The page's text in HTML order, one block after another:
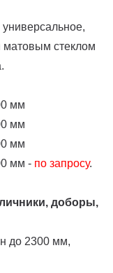
матовым стеклом
мм
мм
мм
мм - по запросу.
доборы,
до 2300 мм,